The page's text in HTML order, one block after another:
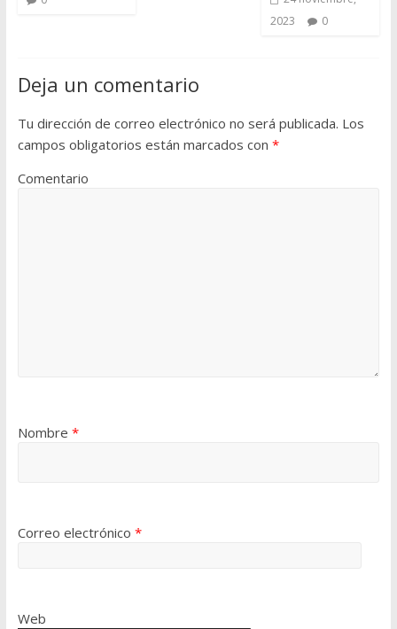
2023
0
Deja un comentario
Tu dirección de correo electrónico no será publicada. Los
campos obligatorios están marcados con *
Comentario
Nombre *
Correo electrónico *
Web